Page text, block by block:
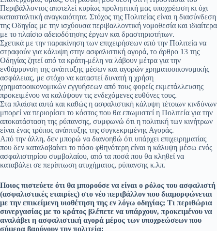
Περιβάλλοντος αποτελεί κυρίως προληπτική μας υποχρέωση κι όχι
κατασταλτική αναγκαιότητα. Στόχος της Πολιτείας είναι η διασύνδεση
της Οδηγίας με την ισχύουσα περιβαλλοντική νομοθεσία και ιδιαίτερα
με το πλαίσιο αδειοδότησης έργων και δραστηριοτήτων.
Σχετικά με την παρακίνηση των επιχειρήσεων από την Πολιτεία να
στραφούν για κάλυψη στην ασφαλιστική αγορά, το άρθρο 13 της
Οδηγίας ζητεί από τα κράτη-μέλη να λάβουν μέτρα για την
ενθάρρυνση της ανάπτυξης μέσων και αγορών χρηματοοικονομικής
ασφάλειας, με στόχο να καταστεί δυνατή η χρήση
χρηματοοικονομικών εγγυήσεων από τους φορείς εκμετάλλευσης
προκειμένου να καλύψουν τις ενδεχόμενες ευθύνες τους.
Στα πλαίσια αυτά και καθώς η ασφαλιστική κάλυψη τέτοιων κινδύνων
μπορεί να περιορίσει το κόστος που θα επωμιστεί η Πολιτεία για την
αποκατάσταση της ρύπανσης, συμφωνώ ότι η πολιτική των κινήτρων
είναι ένας τρόπος ανάπτυξης της συγκεκριμένης Αγοράς.
Από την άλλη, δεν μπορώ να διανοηθώ ότι υπάρχει επιχειρηματίας
που δεν καταλαβαίνει το πόσο φθηνότερη είναι η κάλυψη μέσω ενός
ασφαλιστηρίου συμβολαίου, από τα ποσά που θα κληθεί να
καταβάλει σε περίπτωση ατυχήματος, ρύπανσης κ.λπ.
Ποιος πιστεύετε ότι θα μπορούσε να είναι ο ρόλος του ασφαλιστή
(ασφαλιστικές εταιρίες) στο νέο περιβάλλον που διαμορφώνεται
με την επικείμενη υιοθέτηση της εν λόγω οδηγίας; Τι περιθώρια
συνεργασίας με το κράτος βλέπετε να υπάρχουν, προκειμένου να
αναλάβει η ασφαλιστική αγορά μέρος των υποχρεώσεων που
σήμερα βαρύνουν την πολιτεία;